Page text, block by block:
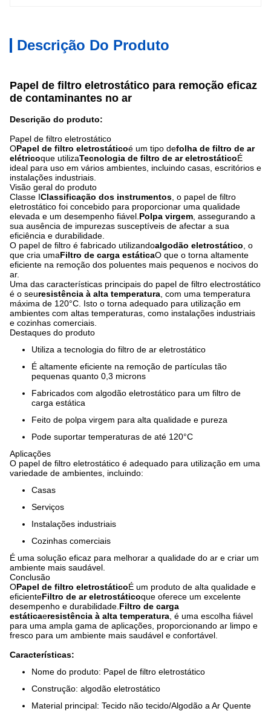
Descrição Do Produto
Papel de filtro eletrostático para remoção eficaz
de contaminantes no ar
Descrição do produto:
Papel de filtro eletrostático
OPapel de filtro eletrostáticoé um tipo defolha de filtro de ar
elétricoque utilizaTecnologia de filtro de ar eletrostáticoÉ
ideal para uso em vários ambientes, incluindo casas, escritórios e
instalações industriais.
Visão geral do produto
Classe IClassificação dos instrumentos , o papel de filtro
eletrostático foi concebido para proporcionar uma qualidade
elevada e um desempenho fiável. Polpa virgem , assegurando a
sua ausência de impurezas susceptíveis de afectar a sua
eficiência e durabilidade.
O papel de filtro é fabricado utilizandoalgodão eletrostático , o
que cria umaFiltro de carga estáticaO que o torna altamente
eficiente na remoção dos poluentes mais pequenos e nocivos do
ar.
Uma das características principais do papel de filtro electrostático
é o seuresistência à alta temperatura , com uma temperatura
máxima de 120°C. Isto o torna adequado para utilização em
ambientes com altas temperaturas, como instalações industriais
e cozinhas comerciais.
Destaques do produto
Utiliza a tecnologia do filtro de ar eletrostático
É altamente eficiente na remoção de partículas tão
pequenas quanto 0,3 microns
Fabricados com algodão eletrostático para um filtro de
carga estática
Feito de polpa virgem para alta qualidade e pureza
Pode suportar temperaturas de até 120°C
Aplicações
O papel de filtro eletrostático é adequado para utilização em uma
variedade de ambientes, incluindo:
Casas
Serviços
Instalações industriais
Cozinhas comerciais
É uma solução eficaz para melhorar a qualidade do ar e criar um
ambiente mais saudável.
Conclusão
OPapel de filtro eletrostáticoÉ um produto de alta qualidade e
eficienteFiltro de ar eletrostáticoque oferece um excelente
desempenho e durabilidade. Filtro de carga
estáticaeresistência à alta temperatura , é uma escolha fiável
para uma ampla gama de aplicações, proporcionando ar limpo e
fresco para um ambiente mais saudável e confortável.
Características:
Nome do produto: Papel de filtro eletrostático
Construção: algodão eletrostático
Material principal: Tecido não tecido/Algodão a Ar Quente